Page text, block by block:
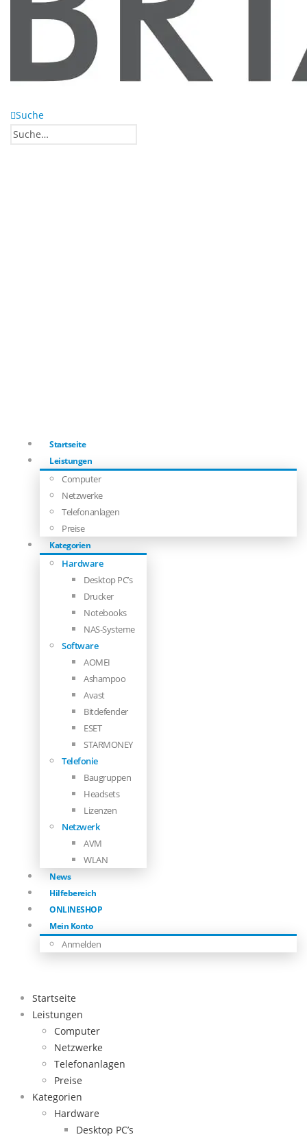
Suche
Startseite
Leistungen
Computer
Netzwerke
Telefonanlagen
Preise
Kategorien
Hardware
Desktop PC’s
Drucker
Notebooks
NAS-Systeme
Software
AOMEI
Ashampoo
Avast
Bitdefender
ESET
STARMONEY
Telefonie
Baugruppen
Headsets
Lizenzen
Netzwerk
AVM
WLAN
News
Hilfebereich
ONLINESHOP
Mein Konto
Anmelden
Startseite
Leistungen
Computer
Netzwerke
Telefonanlagen
Preise
Kategorien
Hardware
Desktop PC’s